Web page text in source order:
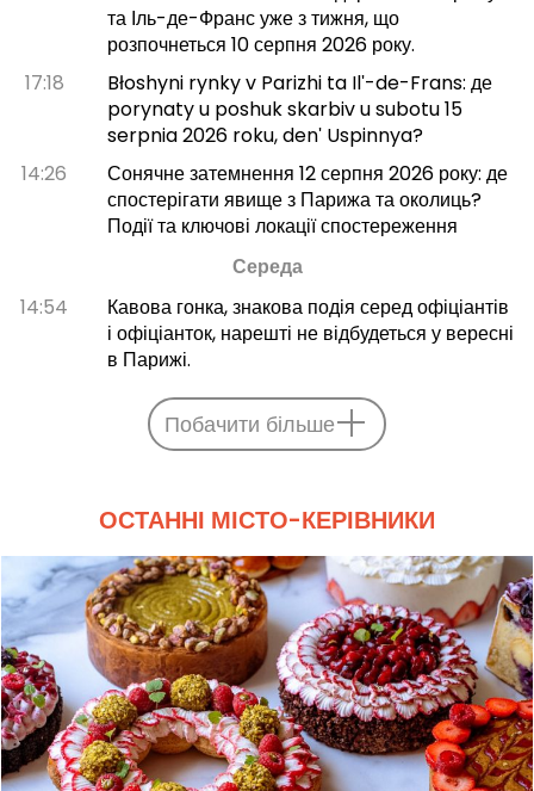
та Іль-де-Франс уже з тижня, що
розпочнеться 10 серпня 2026 року.
17:18
Błoshyni rynky v Parizhi ta Ilʹ-de-Frans: де
porynaty u poshuk skarbiv u subotu 15
serpnia 2026 roku, denʹ Uspinnya?
14:26
Сонячне затемнення 12 серпня 2026 року: де
спостерігати явище з Парижа та околиць?
Події та ключові локації спостереження
Середа
14:54
Кавова гонка, знакова подія серед офіціантів
і офіціанток, нарешті не відбудеться у вересні
в Парижі.
Побачити більше
ОСТАННІ МІСТО-КЕРІВНИКИ